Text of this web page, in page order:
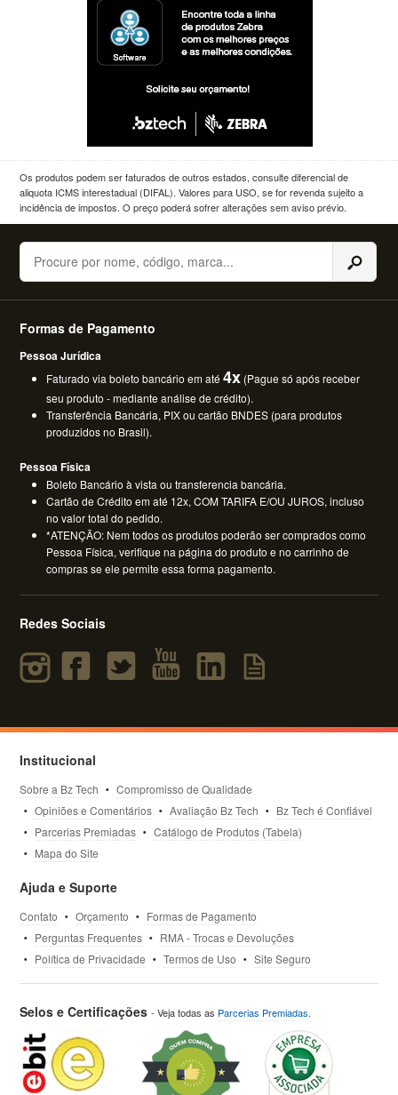
Os produtos podem ser faturados de outros estados, consulte diferencial de
aliquota ICMS interestadual (DIFAL). Valores para USO, se for revenda sujeito a
incidência de impostos. O preço poderá sofrer alterações sem aviso prévio.
Buscar
Formas de Pagamento
Pessoa Jurídica
Faturado via boleto bancário em até4x (Pague só após receber
seu produto - mediante análise de crédito).
Transferência Bancária, PIX ou cartão BNDES (para produtos
produzidos no Brasil).
Pessoa Física
Boleto Bancário à vista ou transferencia bancária.
Cartão de Crédito em até 12x, COM TARIFA E/OU JUROS, incluso
no valor total do pedido.
*ATENÇÃO: Nem todos os produtos poderão ser comprados como
Pessoa Física, verifique na página do produto e no carrinho de
compras se ele permite essa forma pagamento.
Redes Sociais
Institucional
Sobre a Bz Tech
Compromisso de Qualidade
Opiniões e Comentários
Avaliação Bz Tech
Bz Tech é Confiável
Parcerias Premiadas
Catálogo de Produtos (Tabela)
Mapa do Site
Ajuda e Suporte
Contato Orçamento
Formas de Pagamento
Perguntas Frequentes
RMA - Trocas e Devoluções
Política de Privacidade
Termos de Uso Site Seguro
Selos e Certificações- Veja todas as Parcerias Premiadas.